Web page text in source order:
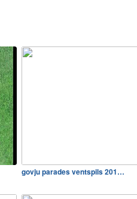
govju parades ventspils 201…